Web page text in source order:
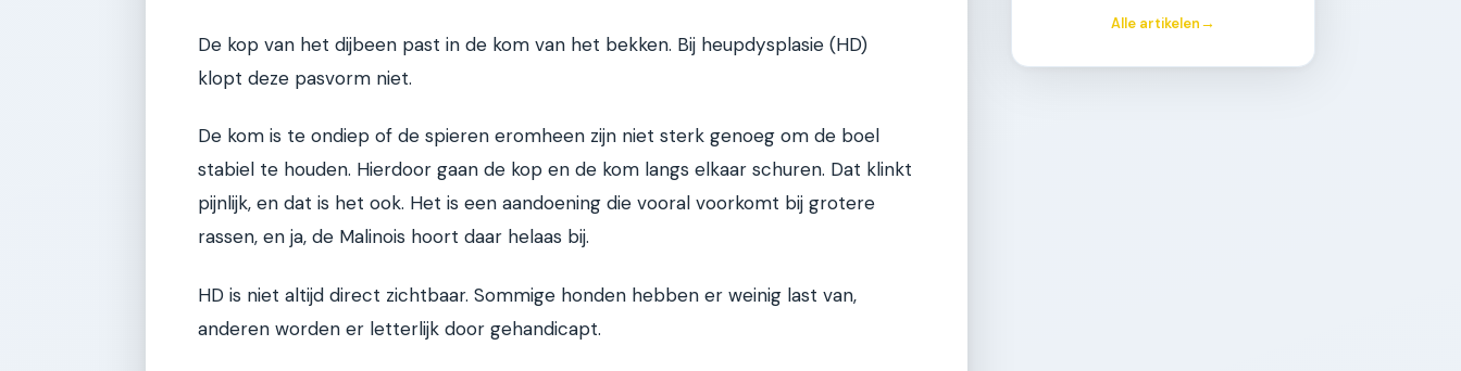
De kop van het dijbeen past in de kom van het bekken. Bij heupdysplasie (HD)
klopt deze pasvorm niet.
De kom is te ondiep of de spieren eromheen zijn niet sterk genoeg om de boel
stabiel te houden. Hierdoor gaan de kop en de kom langs elkaar schuren. Dat klinkt
pijnlijk, en dat is het ook. Het is een aandoening die vooral voorkomt bij grotere
rassen, en ja, de Malinois hoort daar helaas bij.
HD is niet altijd direct zichtbaar. Sommige honden hebben er weinig last van,
anderen worden er letterlijk door gehandicapt.
Alle artikelen